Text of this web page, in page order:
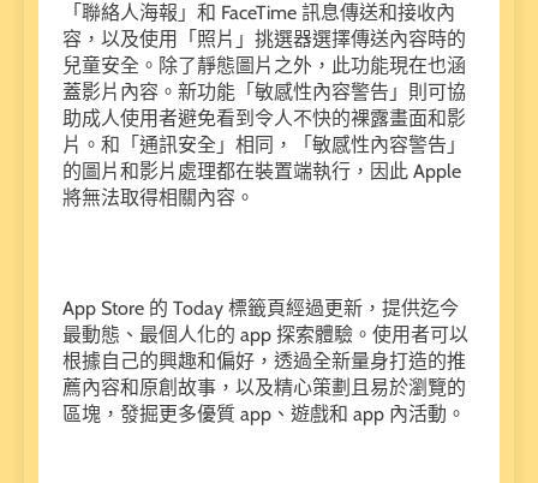
「聯絡人海報」和 FaceTime 訊息傳送和接收內
容，以及使用「照片」挑選器選擇傳送內容時的
兒童安全。除了靜態圖片之外，此功能現在也涵
蓋影片內容。新功能「敏感性內容警告」則可協
助成人使用者避免看到令人不快的裸露畫面和影
片。和「通訊安全」相同，「敏感性內容警告」
的圖片和影片處理都在裝置端執行，因此 Apple
將無法取得相關內容。
App Store 的 Today 標籤頁經過更新，提供迄今
最動態、最個人化的 app 探索體驗。使用者可以
根據自己的興趣和偏好，透過全新量身打造的推
薦內容和原創故事，以及精心策劃且易於瀏覽的
區塊，發掘更多優質 app、遊戲和 app 內活動。